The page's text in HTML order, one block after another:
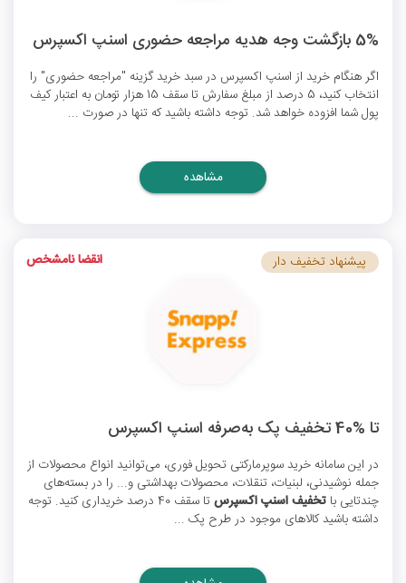
5% بازگشت وجه هدیه مراجعه حضوری اسنپ اکسپرس
اگر هنگام خرید از اسنپ اکسپرس در سبد خرید گزینه "مراجعه حضوری" را
انتخاب کنید، 5 درصد از مبلغ سفارش تا سقف 15 هزار تومان به اعتبار کیف
پول شما افزوده خواهد شد. توجه داشته باشید که تنها در صورت ...
مشاهده
تا %40 تخفیف پک به‌صرفه اسنپ اکسپرس
در این سامانه خرید سوپرمارکتی تحویل فوری، می‌توانید انواع محصولات از
جمله نوشیدنی، لبنیات، تنقلات، محصولات بهداشتی و... را در بسته‌های
چندتایی با تخفیف اسنپ اکسپرس
تا سقف 40 درصد خریداری کنید. توجه
داشته باشید کالاهای موجود در طرح پک ...
پیشنهاد تخفیف دار انقضا نامشخص